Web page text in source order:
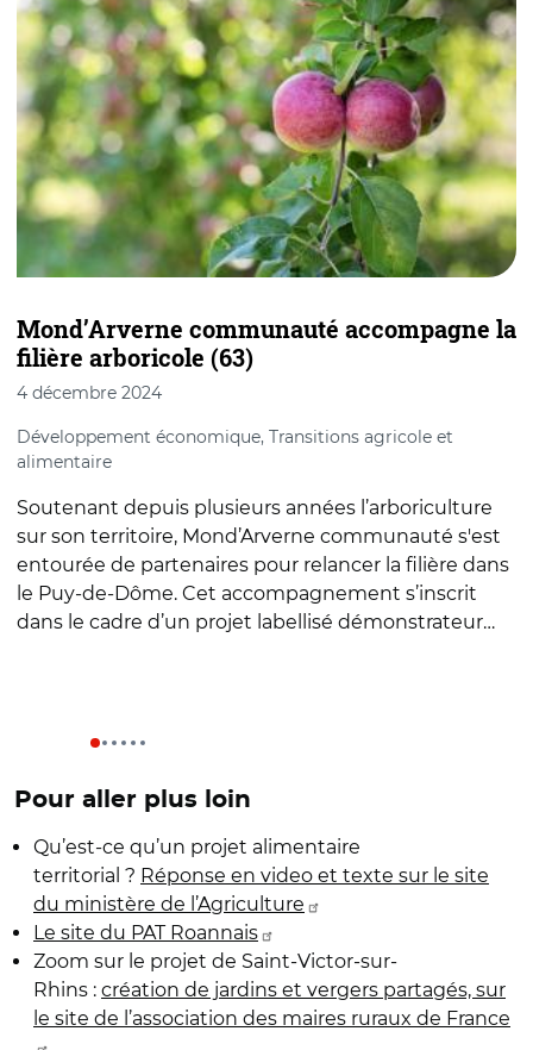
Mond’Arverne communauté accompagne la
filière arboricole (63)
4 décembre 2024
Développement économique, Transitions agricole et
alimentaire
Soutenant depuis plusieurs années l’arboriculture
sur son territoire, Mond’Arverne communauté s'est
entourée de partenaires pour relancer la filière dans
le Puy-de-Dôme. Cet accompagnement s’inscrit
dans le cadre d’un projet labellisé démonstrateur…
Pour aller plus loin
Qu’est-ce qu’un projet alimentaire
territorial ? Réponse en video et texte sur le site
du ministère de l’Agriculture
Le site du PAT Roannais
Zoom sur le projet de Saint-Victor-sur-
Rhins : création de jardins et vergers partagés, sur
le site de l’association des maires ruraux de France